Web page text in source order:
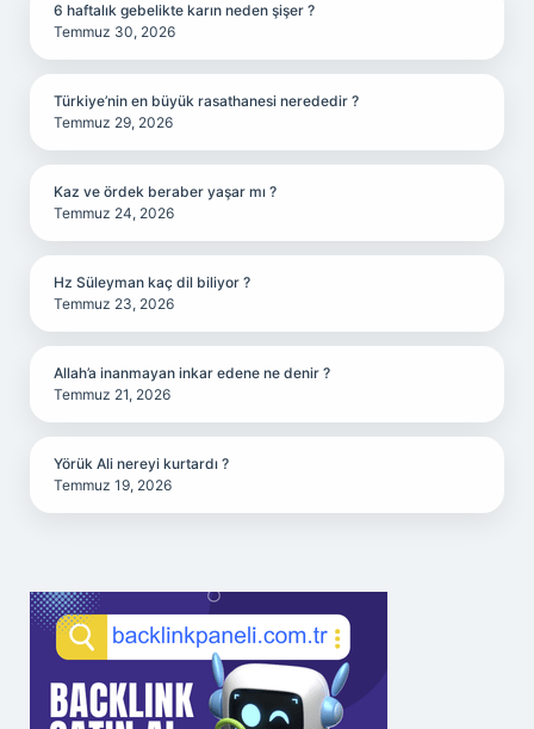
6 haftalık gebelikte karın neden şişer ?
Temmuz 30, 2026
Türkiye’nin en büyük rasathanesi nerededir ?
Temmuz 29, 2026
Kaz ve ördek beraber yaşar mı ?
Temmuz 24, 2026
Hz Süleyman kaç dil biliyor ?
Temmuz 23, 2026
Allah’a inanmayan inkar edene ne denir ?
Temmuz 21, 2026
Yörük Ali nereyi kurtardı ?
Temmuz 19, 2026